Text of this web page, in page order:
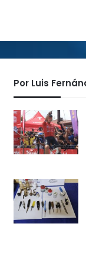
Por Luis